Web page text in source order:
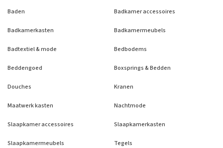
Baden Badkamer accessoires
Badkamerkasten Badkamermeubels
Badtextiel & mode Bedbodems
Beddengoed Boxsprings & Bedden
Douches Kranen
Maatwerk kasten Nachtmode
Slaapkamer accessoires Slaapkamerkasten
Slaapkamermeubels Tegels